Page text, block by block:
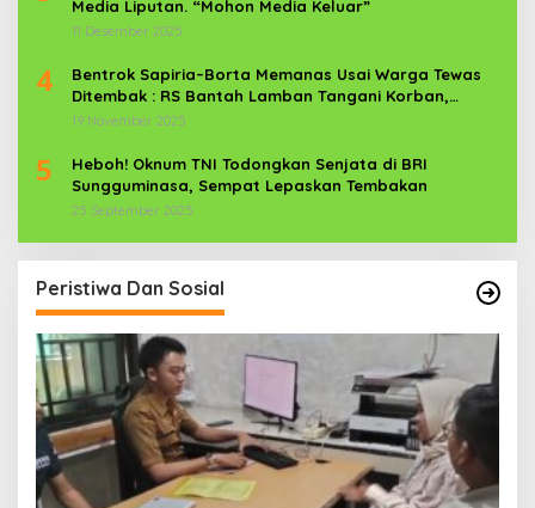
Media Liputan. “Mohon Media Keluar”
11 Desember 2025
4
Bentrok Sapiria–Borta Memanas Usai Warga Tewas
Ditembak : RS Bantah Lamban Tangani Korban,
Aparat TNI-POLRI Dikerahkan
19 November 2025
5
Heboh! Oknum TNI Todongkan Senjata di BRI
Sungguminasa, Sempat Lepaskan Tembakan
25 September 2025
Peristiwa Dan Sosial